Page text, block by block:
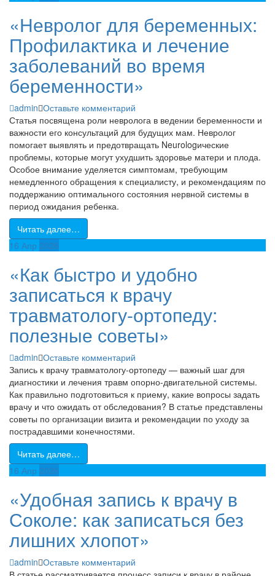
«Невролог для беременных:
Профилактика и лечение
заболеваний во время
беременности»
admin Оставьте комментарий
Статья посвящена роли невролога в ведении беременности и
важности его консультаций для будущих мам. Невролог
помогает выявлять и предотвращать Neurologические
проблемы, которые могут ухудшить здоровье матери и плода.
Особое внимание уделяется симптомам, требующим
немедленного обращения к специалисту, и рекомендациям по
поддержанию оптимального состояния нервной системы в
период ожидания ребенка.
Читать далее…
16 Апр 2026
«Как быстро и удобно
записаться к врачу
травматологу-ортопеду:
полезные советы»
admin Оставьте комментарий
Запись к врачу травматологу-ортопеду — важный шаг для
диагностики и лечения травм опорно-двигательной системы.
Как правильно подготовиться к приему, какие вопросы задать
врачу и что ожидать от обследования? В статье представлены
советы по организации визита и рекомендации по уходу за
пострадавшими конечностями.
Читать далее…
16 Апр 2026
«Удобная запись к врачу в
Соколе: как записаться без
лишних хлопот»
admin Оставьте комментарий